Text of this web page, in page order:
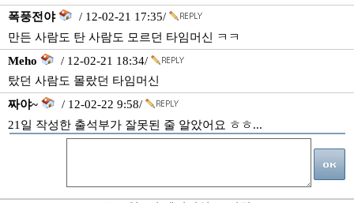
폭풍전야
/ 12-02-21 17:35/
만든 사람도 탄 사람도 모르던 타임머신 ㅋㅋ
Meho
/ 12-02-21 18:34/
탔던 사람도 몰랐던 타임머신
짜야~
/ 12-02-22 9:58/
21일 작성한 출석부가 잘못된 줄 알았어요 ㅎㅎ...